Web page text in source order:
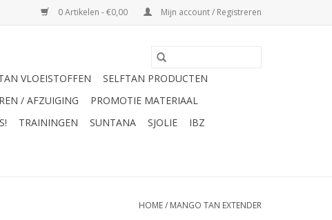
0 Artikelen - €0,00 Mijn account / Registreren
VLOEISTOFFEN
SELFTAN PRODUCTEN
/ AFZUIGING
PROMOTIE MATERIAAL
TRAININGEN SUNTANA SJOLIE
IBZ
HOME/ MANGO TAN EXTENDER